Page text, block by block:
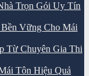
Trọn Gói Uy Tín
Vững Cho Mái
Từ Chuyên Gia Thi
Tôn Hiệu Quả